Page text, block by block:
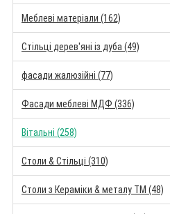
Меблеві матеріали (162)
Стільці дерев'яні із дуба (49)
фасади жалюзійні (77)
Фасади меблеві МДФ (336)
Вітальні (258)
Столи & Стільці (310)
Столи з Кераміки & металу TM (48)